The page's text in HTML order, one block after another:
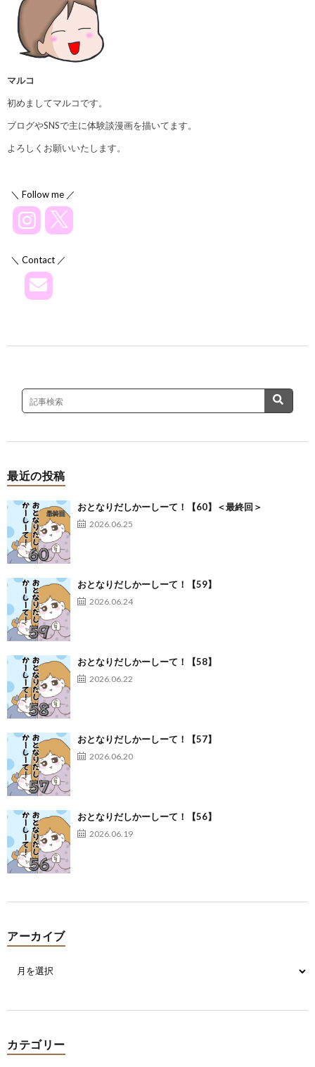
マルコ
初めましてマルコです。
ブログやSNSで主に体験談漫画を描いてます。
よろしくお願いいたします。
＼ Follow me ／
＼ Contact ／
最近の投稿
おとなりだしかーしーて！【60】＜最終回＞
2026.06.25
おとなりだしかーしーて！【59】
2026.06.24
おとなりだしかーしーて！【58】
2026.06.22
おとなりだしかーしーて！【57】
2026.06.20
おとなりだしかーしーて！【56】
2026.06.19
アーカイブ
カテゴリー